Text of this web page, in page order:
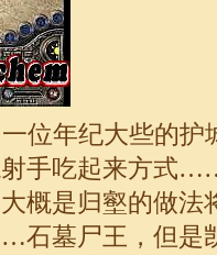
位年纪大些的护
手吃起来方式
概是归壑的做法
石墓尸王，但是